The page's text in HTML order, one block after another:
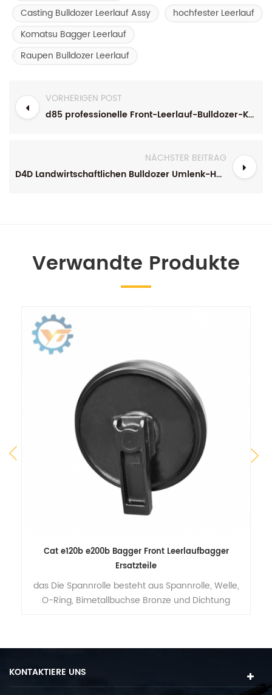
Casting Bulldozer Leerlauf Assy
hochfester Leerlauf
Komatsu Bagger Leerlauf
Raupen Bulldozer Leerlauf
VORHERIGEN POST
d85 professionelle Front-Leerlauf-Bulldozer-Komponenten
NÄCHSTER BEITRAG
D4D Landwirtschaftlichen Bulldozer Umlenk-Harvester Unterwagen Vordere Idler
Verwandte Produkte
Cat e120b e200b Bagger Front Leerlaufbagger
Ersatzteile
das Die Spannrolle besteht aus Spannrolle, Welle,
O-Ring, Bimetallbuchse Bronze und Dichtung
KONTAKTIERE UNS